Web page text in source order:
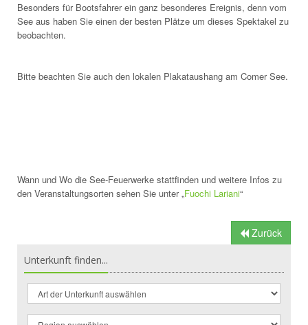
Besonders für Bootsfahrer ein ganz besonderes Ereignis, denn vom
See aus haben Sie einen der besten Plätze um dieses Spektakel zu
beobachten.
Bitte beachten Sie auch den lokalen Plakataushang am Comer See.
Wann und Wo die See-Feuerwerke stattfinden und weitere Infos zu
den Veranstaltungsorten sehen Sie unter „Fuochi Lariani“
Zurück
Unterkunft finden...